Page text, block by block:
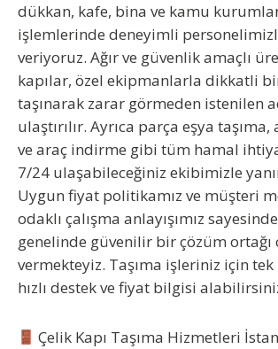
dükkan, kafe, bina ve kamu
işlemlerinde deneyimli
veriyoruz. Ağır ve güvenlik amaçlı
kapılar, özel ekipmanlarla dikkatli
taşınarak zarar görmeden istenilen
ulaştırılır. Ayrıca parça eşya
ve araç indirme gibi tüm hamal
7/24 ulaşabileceğiniz ekibimizle
Uygun fiyat politikamız ve müşteri
odaklı çalışma anlayışımız
genelinde güvenilir bir çözüm
vermekteyiz. Taşıma işleriniz için
hızlı destek ve fiyat bilgisi
Çelik Kapı Taşıma Hizmetleri